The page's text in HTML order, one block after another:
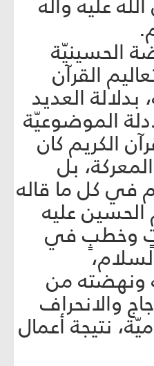
الحسينيّة
القرآن
بدلالة العديد
الموضوعيّة
الكريم كان
بل
في كل ما قاله
الحسين عليه
وخطبٍ في
ونهضته من
والانحراف
نتيجة أعمال